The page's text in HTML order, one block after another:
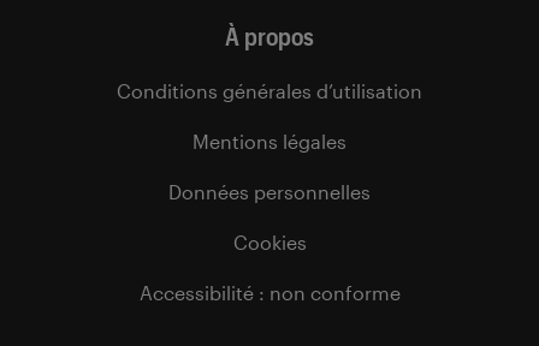
À propos
Conditions générales d’utilisation
Mentions légales
Données personnelles
Cookies
Accessibilité : non conforme